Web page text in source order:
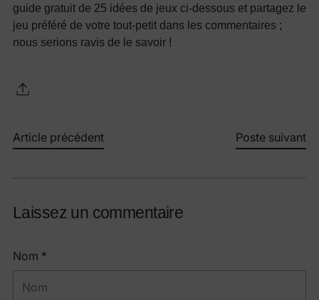
guide gratuit de 25 idées de jeux ci-dessous et partagez le
jeu préféré de votre tout-petit dans les commentaires ;
nous serions ravis de le savoir !
Article précédent Poste suivant
Laissez un commentaire
Nom *